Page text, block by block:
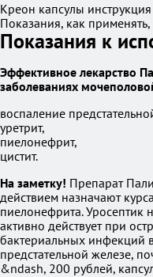
Креон капсулы
Показания, как
Показания к
Эффективное лекарство
заболеваниях
воспаление
уретрит,
пиелонефрит,
цистит.
На заметку! Препарат
действием назначают
пиелонефрита. Уросептик
активно действует при
бактериальных инфекций
предстательной железе,
&ndash, 200 рублей,